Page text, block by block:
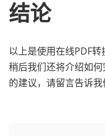
结论
以上是使用在线PDF转
稍后我们还将介绍如
的建议，请留言告诉我